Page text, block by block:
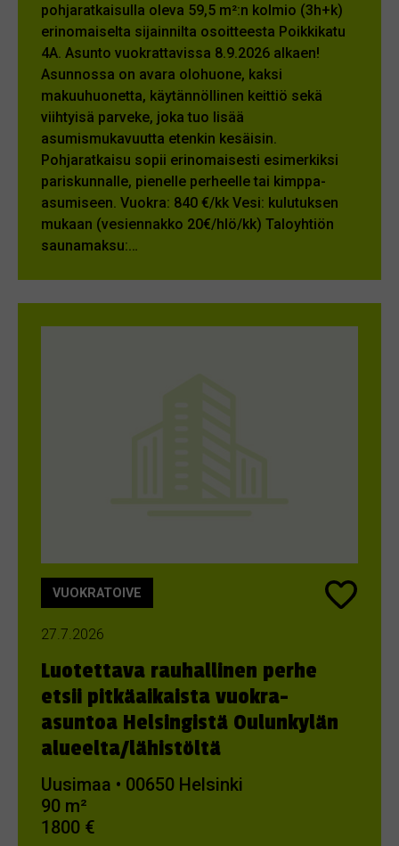
pohjaratkaisulla oleva 59,5 m²:n kolmio (3h+k)
erinomaiselta sijainnilta osoitteesta Poikkikatu
4A. Asunto vuokrattavissa 8.9.2026 alkaen!
Asunnossa on avara olohuone, kaksi
makuuhuonetta, käytännöllinen keittiö sekä
viihtyisä parveke, joka tuo lisää
asumismukavuutta etenkin kesäisin.
Pohjaratkaisu sopii erinomaisesti esimerkiksi
pariskunnalle, pienelle perheelle tai kimppa-
asumiseen. Vuokra: 840 €/kk Vesi: kulutuksen
mukaan (vesiennakko 20€/hlö/kk) Taloyhtiön
saunamaksu:…
VUOKRATOIVE
27.7.2026
Luotettava rauhallinen perhe
etsii pitkäaikaista vuokra-
asuntoa Helsingistä Oulunkylän
alueelta/lähistöltä
Uusimaa • 00650 Helsinki
90 m²
1800 €